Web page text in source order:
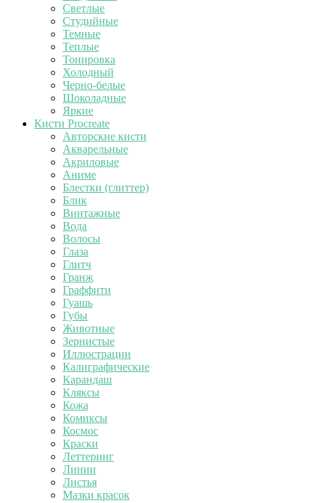
Светлые
Студийные
Темные
Теплые
Тонировка
Холодный
Черно-белые
Шоколадные
Яркие
Кисти Procreate
Авторские кисти
Акварельные
Акриловые
Аниме
Блестки (глиттер)
Блик
Винтажные
Вода
Волосы
Глаза
Глитч
Гранж
Граффити
Гуашь
Губы
Животные
Зернистые
Иллюстрации
Калиграфические
Карандаш
Кляксы
Кожа
Комиксы
Космос
Краски
Леттеринг
Линии
Листья
Мазки красок